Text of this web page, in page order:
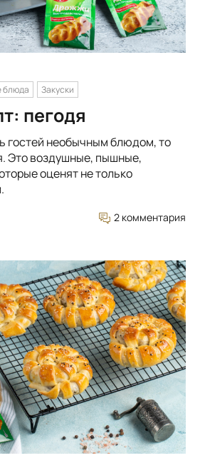
блюда Закуски
пегодя
гостей необычным блюдом, то
Это воздушные, пышные,
оценят не только
2 комментария